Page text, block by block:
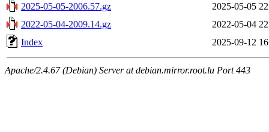
2025-05-05-2006.57.gz
2025-05-05
2022-05-04-2009.14.gz
2022-05-04
Index
2025-09-12
Apache/2.4.67 (Debian) Server at debian.mirror.root.lu Port 443